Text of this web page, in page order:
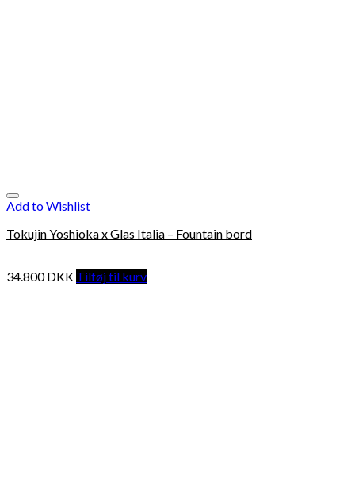
Add to Wishlist
Tokujin Yoshioka x Glas Italia – Fountain bord
34.800DKK Tilføj til kurv